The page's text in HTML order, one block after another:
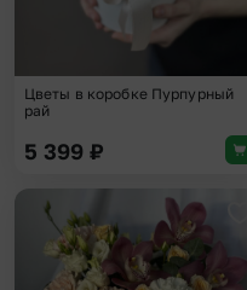
Цветы в коробке Пурпурный
рай
5 399 ₽